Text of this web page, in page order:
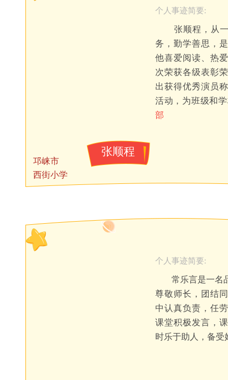
张顺程
邛崃市
西街小学
个人事迹简要:
张顺程，从
务，勤学善思，
他喜爱阅读、热
次荣获各级表彰
出获得优秀演员
活动，为班级和
部
个人事迹简要:
常乐言是一名
尊敬师长，团结
中认真负责，任
课堂积极发言，
时乐于助人，备